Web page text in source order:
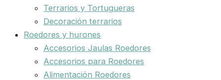
Terrarios y Tortugueras
Decoración terrarios
Roedores y hurones
Accesorios Jaulas Roedores
Accesorios para Roedores
Alimentación Roedores